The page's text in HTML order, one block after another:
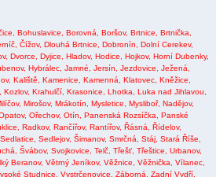
Bohuslavice, Borovná, Boršov, Brtnice,
Brtnička,
Čížov, Dlouhá Brtnice, Dobronín,
Dolní Cerekev,
Dvorce, Dyjice, Hladov, Hodice, Hojkov, Horní Dubenky,
Hybrálec, Jamné, Jersín, Jezdovice,
Ježená,
Kaliště, Kamenice, Kamenná, Klatovec, Kněžice,
Kozlov, Krahulčí, Krasonice, Lhotka,
Luka nad Jihlavou,
Mirošov, Mrákotín, Mysletice, Mysliboř, Nadějov,
Ořechov, Otín, Panenská Rozsíčka,
Panské
Radkov, Rančířov, Rantířov, Řásná,
Řídelov,
Sedlatice, Sedlejov, Šimanov, Smrčná, Stáj, Stará Říše,
Švábov, Svojkovice, Telč, Třešť, Třeštice,
Urbanov,
Beranov, Větrný Jeníkov, Věžnice, Věžnička,
Vílanec,
Studnice, Vystrčenovice, Záborná,
Zadní Vydří,